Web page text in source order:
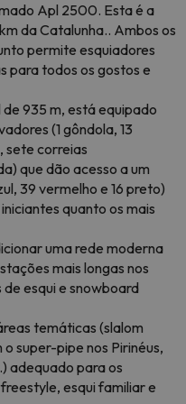
Apl 2500. Esta é a
da Catalunha.. Ambos os
permite esquiadores
para todos os gostos e
935 m, está equipado
(1 gôndola, 13
sete correias
que dão acesso a um
39 vermelho e 16 preto)
quanto os mais
uma rede moderna
mais longas nos
de esqui e snowboard
temáticas (slalom
super-pipe nos Pirinéus,
adequado para os
esqui familiar e